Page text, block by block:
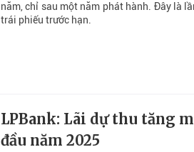
năm, chỉ sau một năm phát hành. Đây là
trái phiếu trước hạn.
LPBank: Lãi dự thu tăng
đầu năm 2025